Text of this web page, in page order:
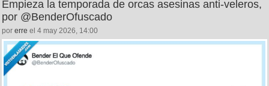
Empieza la temporada de orcas asesinas anti-veleros,
por @BenderOfuscado
por erre el 4 may 2026, 14:00